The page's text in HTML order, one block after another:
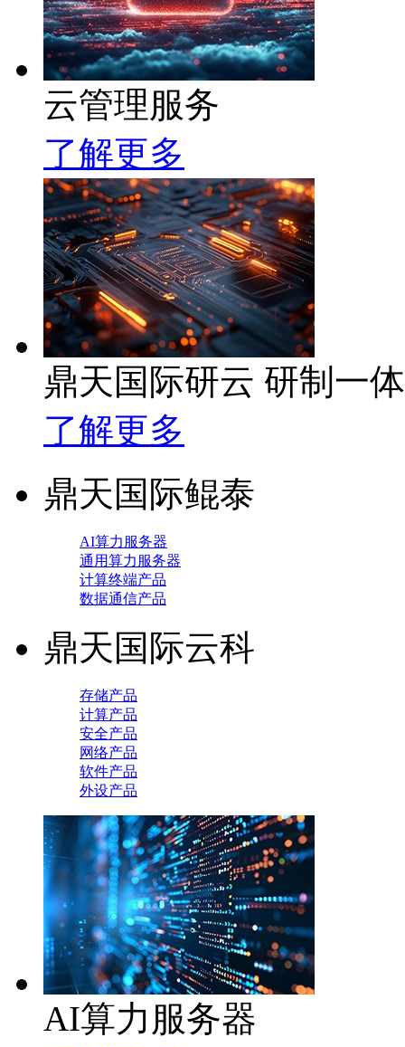
云管理服务
了解更多
鼎天国际研云 研制一
了解更多
鼎天国际鲲泰
AI算力服务器
通用算力服务器
计算终端产品
数据通信产品
鼎天国际云科
存储产品
计算产品
安全产品
网络产品
软件产品
外设产品
AI算力服务器